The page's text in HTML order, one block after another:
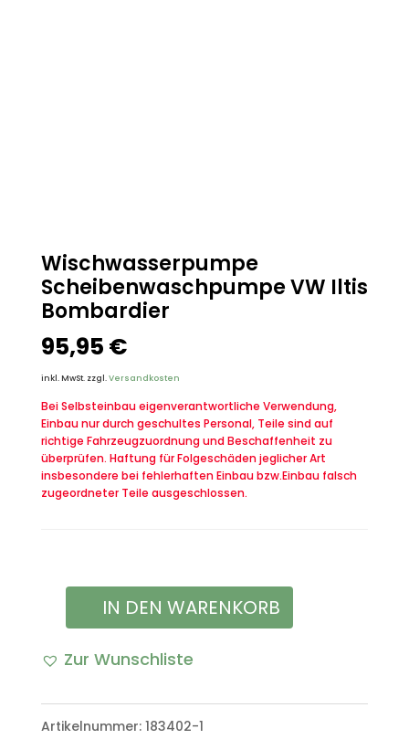
Wischwasserpumpe
Scheibenwaschpumpe VW Iltis
Bombardier
95,95 €
inkl. MwSt. zzgl.Versandkosten
Bei Selbsteinbau eigenverantwortliche Verwendung,
Einbau nur durch geschultes Personal, Teile sind auf
richtige Fahrzeugzuordnung und Beschaffenheit zu
überprüfen. Haftung für Folgeschäden jeglicher Art
insbesondere bei fehlerhaften Einbau bzw.Einbau falsch
zugeordneter Teile ausgeschlossen.
Wischwasserpumpe
Scheibenwaschpumpe
Iltis
IN DEN WARENKORB
Zur Wunschliste
Artikelnummer: 183402-1